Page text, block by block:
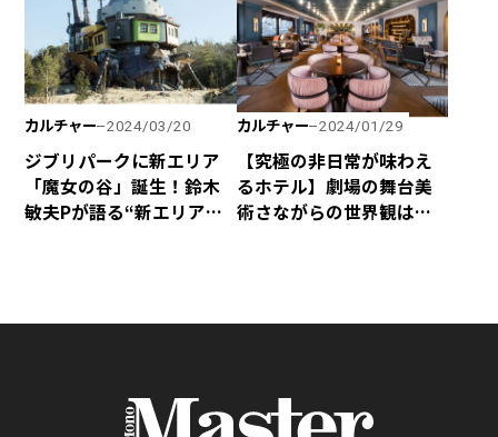
カルチャー 2024/03/20
ジブリパークに新エリア
「魔女の谷」誕生！鈴木
敏夫Pが語る“新エリアの
カルチャー 2024/01/29
【究極の非日常が味わえ
るホテル】劇場の舞台美
術さながらの世界観は圧